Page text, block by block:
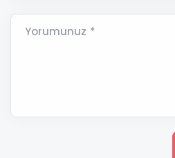
Yorumunuz *